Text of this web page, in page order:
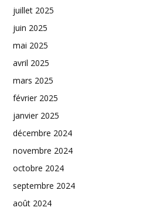
juillet 2025
juin 2025
mai 2025
avril 2025
mars 2025
février 2025
janvier 2025
décembre 2024
novembre 2024
octobre 2024
septembre 2024
août 2024